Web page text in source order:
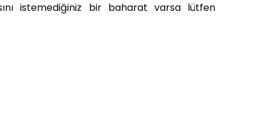
istemediğiniz bir baharat varsa lütfen